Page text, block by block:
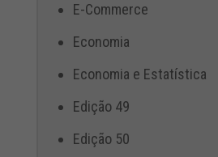
E-Commerce
Economia
Economia e Estatística
Edição 49
Edição 50